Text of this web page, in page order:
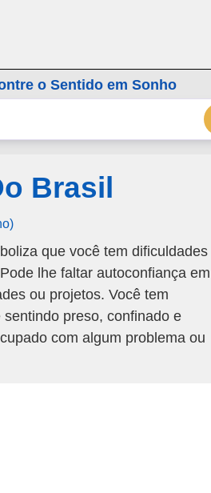
o Sentido em Sonho
Brasil
que você tem dificuldades
lhe faltar autoconfiança em
ou projetos. Você tem
preso, confinado e
com algum problema ou